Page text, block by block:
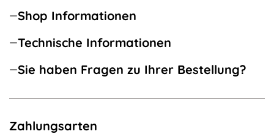
Shop Informationen
Technische Informationen
Sie haben Fragen zu Ihrer Bestellung?
Zahlungsarten